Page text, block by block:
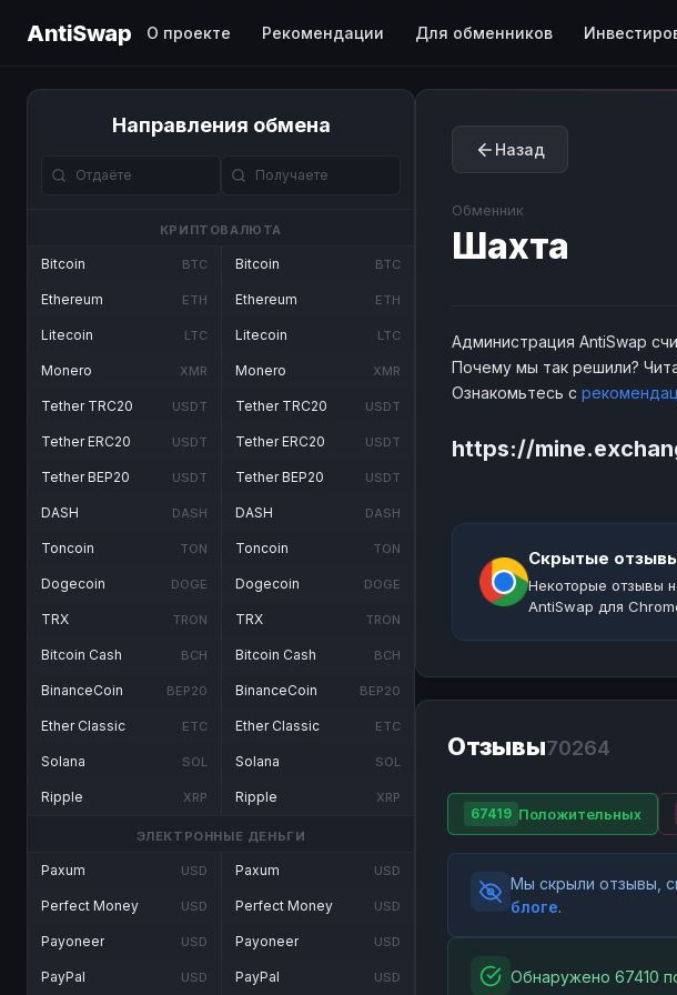
AntiSwap О проекте Рекомендации Для обменников
Направления обмена
КРИПТОВАЛЮТА
Bitcoin BTC
Ethereum ETH
Litecoin LTC
Monero XMR
Tether TRC20 USDT
Tether ERC20 USDT
Tether BEP20 USDT
DASH DASH
Toncoin TON
Dogecoin DOGE
TRX TRON
Bitcoin Cash BCH
BinanceCoin BEP20
Ether Classic ETC
Solana SOL
Ripple XRP
Bitcoin BTC
Ethereum ETH
Litecoin LTC
Monero XMR
Tether TRC20 USDT
Tether ERC20 USDT
Tether BEP20 USDT
DASH DASH
Toncoin TON
Dogecoin DOGE
TRX TRON
Bitcoin Cash BCH
BinanceCoin BEP20
Ether Classic ETC
Solana SOL
Ripple XRP
ЭЛЕКТРОННЫЕ ДЕНЬГИ
Paxum USD
Perfect Money USD
Payoneer USD
PayPal USD
Paxum USD
Perfect Money USD
Payoneer USD
PayPal USD
Назад
Обменник
Шахта
Администрация AntiSwap
Почему мы так решили?
Ознакомьтесь с
https://
Скрытые
Некоторые отзывы
AntiSwap для
Отзывы70264
67419 Положительных
Мы скрыли отзывы,
блоге.
Обнаружено 67410